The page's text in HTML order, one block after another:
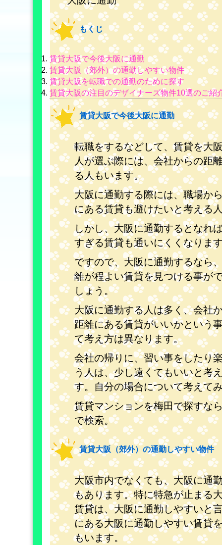
もくじ
賃貸大阪で今後大阪に通勤
賃貸大阪（郊外）の通勤しやすい物件
賃貸大阪を転職での通勤のために探す
賃貸大阪の注目のデザイナーズ物件10選のご紹
賃貸大阪で今後大阪に通勤
転職をするなどして、賃貸を大
人が選ぶ際には、会社からの距
る人もいます。
大阪に通勤する際には、職場か
にある賃貸も避けたいと考える
しかし、大阪に通勤するとなれ
すぎる賃貸も通いにくくなりま
ですので、大阪に通勤するなら
離が程よい賃貸を見つける事が
しょう。
大阪に通勤する人は多く、会社
距離にある賃貸がいいかという
て考え方は異なります。
会社の帰りに、習い事をしたり
う人は、少し遠くてもいいと考
す。自分の場合について考えて
賃貸マンションを梅田で探すな
で検索。
賃貸大阪（郊外）の通勤しやすい物件
大阪市内でなくても、大阪に通
もあります。特に特急が止まる
賃貸は、大阪に通勤しやすいと
にある大阪に通勤しやすい賃貸
もいます。